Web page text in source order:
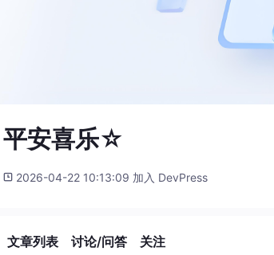
平安喜乐☆
2026-04-22 10:13:09 加入 DevPress
文章列表 讨论/问答 关注